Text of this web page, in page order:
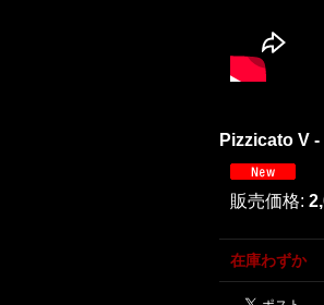
Pizzicato V
販売価格:
在庫わずか